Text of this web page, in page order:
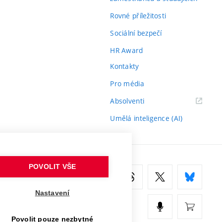
Rovné příležitosti
Sociální bezpečí
HR Award
Kontakty
Pro média
Absolventi(externí
Umělá inteligence (AI)
POVOLIT VŠE
Nastavení
Povolit pouze nezbytné